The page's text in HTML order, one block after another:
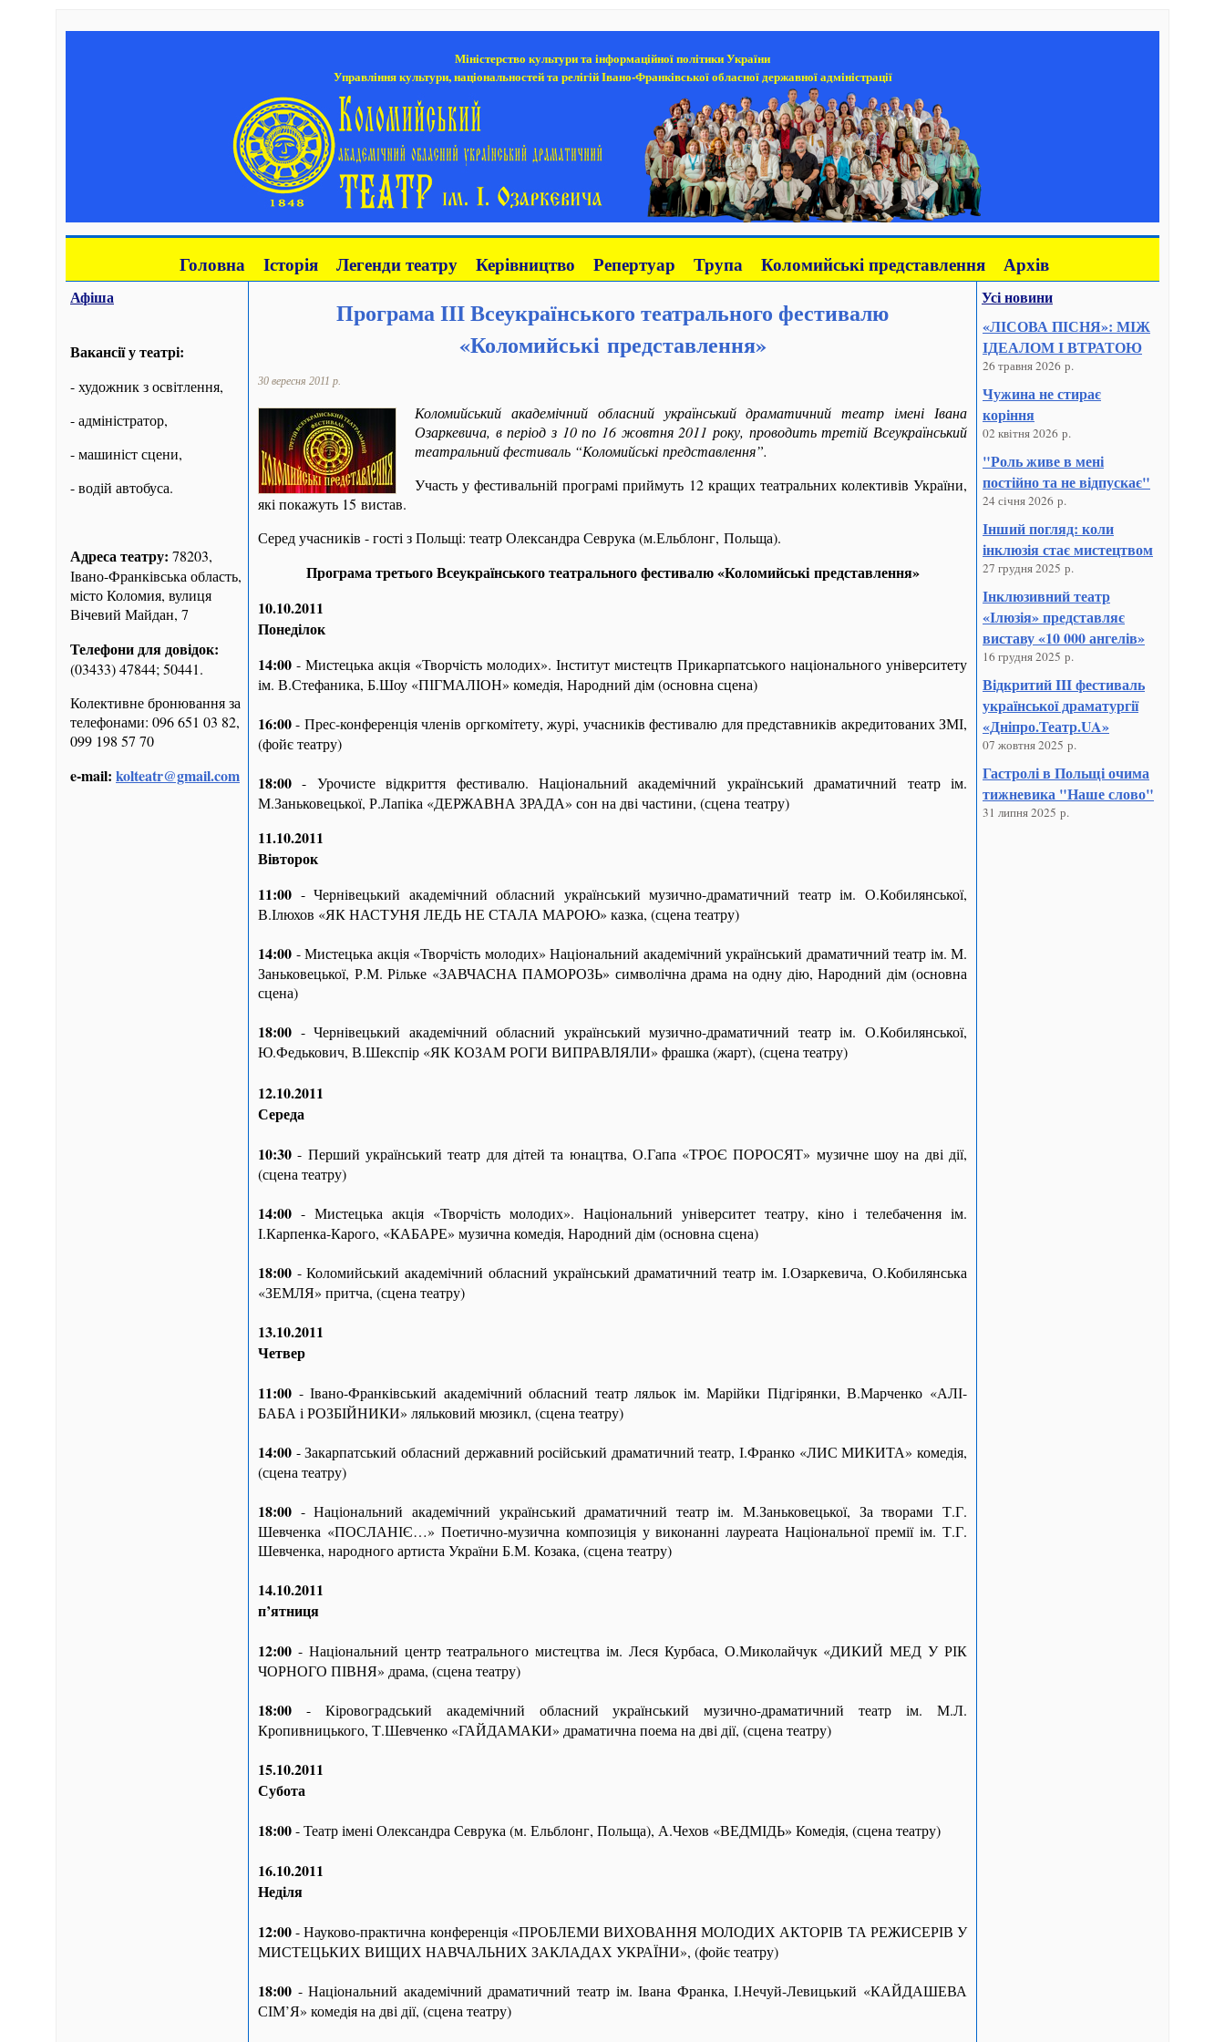
Міністерство культури та інформаційної політики України
Управління культури, національностей та релігій Івано-Франківської обласної державної адміністрації
Головна Історія Легенди театру Керівництво Репертуар Трупа Коломийські представлення Архів
Афіша
Вакансії у театрі:
- художник з освітлення,
- адміністратор,
- машиніст сцени,
- водій автобуса.
Адреса театру: 78203,
Івано-Франківська область,
місто Коломия, вулиця
Вічевий Майдан, 7
Телефони для довідок:
(03433) 47844; 50441.
Колективне бронювання за
телефонами: 096 651 03 82,
099 198 57 70
e-mail: kolteatr@gmail.com
Усі новини
«ЛІСОВА ПІСНЯ»: МІЖ
ІДЕАЛОМ І ВТРАТОЮ
26 травня 2026 р.
Чужина не стирає
коріння
02 квітня 2026 р.
"Роль живе в мені
постійно та не відпускає"
24 січня 2026 р.
Інший погляд: коли
інклюзія стає мистецтвом
27 грудня 2025 р.
Інклюзивний театр
«Ілюзія» представляє
виставу «10 000 ангелів»
16 грудня 2025 р.
Відкритий III фестиваль
української драматургії
«Дніпро.Театр.UA»
07 жовтня 2025 р.
Гастролі в Польщі очима
тижневика "Наше слово"
31 липня 2025 р.
Програма ІІІ Всеукраїнського театрального фестивалю
«Коломийські представлення»
30 вересня 2011 р.
Коломийський академічний обласний український драматичний театр імені Івана
Озаркевича, в період з 10 по 16 жовтня 2011 року, проводить третій Всеукраїнський
театральний фестиваль “Коломийські представлення”.
Участь у фестивальній програмі приймуть 12 кращих театральних колективів України,
які покажуть 15 вистав.
Серед учасників - гості з Польщі: театр Олександра Севрука (м.Ельблонг, Польща).
Програма третього Всеукраїнського театрального фестивалю «Коломийські представлення»
10.10.2011
Понеділок
14:00 - Мистецька акція «Творчість молодих». Інститут мистецтв Прикарпатського національного університету
ім. В.Стефаника, Б.Шоу «ПІГМАЛІОН» комедія, Народний дім (основна сцена)
16:00- Прес-конференція членів оргкомітету, журі, учасників фестивалю для представників акредитованих ЗМІ,
(фойє театру)
18:00 - Урочисте відкриття фестивалю. Національний академічний український драматичний театр ім.
М.Заньковецької, Р.Лапіка «ДЕРЖАВНА ЗРАДА» сон на дві частини, (сцена театру)
11.10.2011
Вівторок
11:00 - Чернівецький академічний обласний український музично-драматичний театр ім. О.Кобилянської,
В.Ілюхов «ЯК НАСТУНЯ ЛЕДЬ НЕ СТАЛА МАРОЮ» казка, (сцена театру)
14:00 - Мистецька акція «Творчість молодих» Національний академічний український драматичний театр ім. М.
Заньковецької, Р.М. Рільке «ЗАВЧАСНА ПАМОРОЗЬ» символічна драма на одну дію, Народний дім (основна
сцена)
18:00 - Чернівецький академічний обласний український музично-драматичний театр ім. О.Кобилянської,
Ю.Федькович, В.Шекспір «ЯК КОЗАМ РОГИ ВИПРАВЛЯЛИ» фрашка (жарт), (сцена театру)
12.10.2011
Середа
10:30 - Перший український театр для дітей та юнацтва, О.Гапа «ТРОЄ ПОРОСЯТ» музичне шоу на дві дії,
(сцена театру)
14:00 - Мистецька акція «Творчість молодих». Національний університет театру, кіно і телебачення ім.
І.Карпенка-Карого, «КАБАРЕ» музична комедія, Народний дім (основна сцена)
18:00 - Коломийський академічний обласний український драматичний театр ім. І.Озаркевича, О.Кобилянська
«ЗЕМЛЯ» притча, (сцена театру)
13.10.2011
Четвер
11:00 - Івано-Франківський академічний обласний театр ляльок ім. Марійки Підгірянки, В.Марченко «АЛІ-
БАБА і РОЗБІЙНИКИ» ляльковий мюзикл, (сцена театру)
14:00 - Закарпатський обласний державний російський драматичний театр, І.Франко «ЛИС МИКИТА» комедія,
(сцена театру)
18:00 - Національний академічний український драматичний театр ім. М.Заньковецької, За творами Т.Г.
Шевченка «ПОСЛАНІЄ…» Поетично-музична композиція у виконанні лауреата Національної премії ім. Т.Г.
Шевченка, народного артиста України Б.М. Козака, (сцена театру)
14.10.2011
п’ятниця
12:00 - Національний центр театрального мистецтва ім. Леся Курбаса, О.Миколайчук «ДИКИЙ МЕД У РІК
ЧОРНОГО ПІВНЯ» драма, (сцена театру)
18:00 - Кіровоградський академічний обласний український музично-драматичний театр ім. М.Л.
Кропивницького, Т.Шевченко «ГАЙДАМАКИ» драматична поема на дві дії, (сцена театру)
15.10.2011
Субота
18:00- Театр імені Олександра Севрука (м. Ельблонг, Польща), А.Чехов «ВЕДМІДЬ» Комедія, (сцена театру)
16.10.2011
Неділя
12:00- Науково-практична конференція «ПРОБЛЕМИ ВИХОВАННЯ МОЛОДИХ АКТОРІВ ТА РЕЖИСЕРІВ У
МИСТЕЦЬКИХ ВИЩИХ НАВЧАЛЬНИХ ЗАКЛАДАХ УКРАЇНИ», (фойє театру)
18:00 - Національний академічний драматичний театр ім. Івана Франка, І.Нечуй-Левицький «КАЙДАШЕВА
СІМ’Я» комедія на дві дії, (сцена театру)